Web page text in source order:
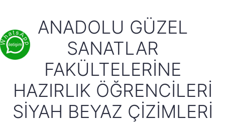
ANADOLU GÜZEL
SANATLAR
FAKÜLTELERINE
HAZIRLIK ÖĞRENCILERI
SIYAH BEYAZ ÇIZIMLERI